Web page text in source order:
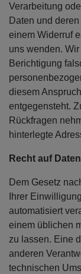
Verarbeitung
Daten und
einem Widerruf
uns wenden.
Berichtigung
diesem
entgegensteht.
Rückfragen
hinterlegte
Recht auf
Dem Gesetz
Ihrer
automatisiert
einem üblichen
zu lassen. Eine
anderen
technischen